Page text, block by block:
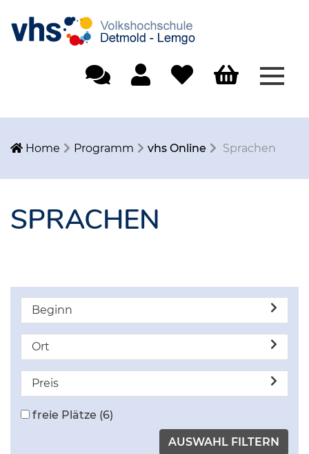
Home Programm vhs Online Sprachen
SPRACHEN
Beginn
Ort
Preis
freie Plätze (6)